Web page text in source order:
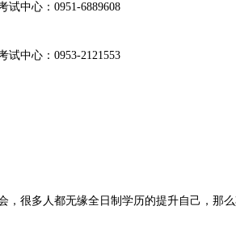
中心：0951-6889608
中心：0953-2121553
很多人都无缘全日制学历的提升自己，那么